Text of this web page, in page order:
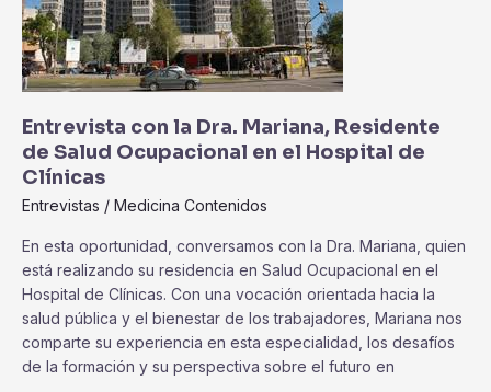
Entrevista con la Dra. Mariana, Residente
de Salud Ocupacional en el Hospital de
Clínicas
Entrevistas / Medicina Contenidos
En esta oportunidad, conversamos con la Dra. Mariana, quien
está realizando su residencia en Salud Ocupacional en el
Hospital de Clínicas. Con una vocación orientada hacia la
salud pública y el bienestar de los trabajadores, Mariana nos
comparte su experiencia en esta especialidad, los desafíos
de la formación y su perspectiva sobre el futuro en
Mariana,
Residente
de
Salud
en
el
Hospital
de